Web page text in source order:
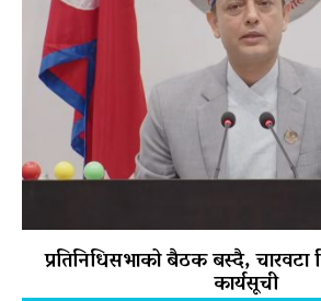
प्रतिनिधिसभाको बैठक बस्दै, चारवटा
कार्यसूची